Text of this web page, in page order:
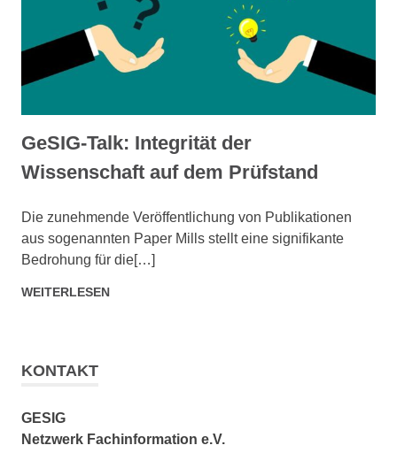
GeSIG-Talk: Integrität der
Wissenschaft auf dem Prüfstand
Die zunehmende Veröffentlichung von Publikationen
aus sogenannten Paper Mills stellt eine signifikante
Bedrohung für die[…]
WEITERLESEN
KONTAKT
GESIG
Netzwerk Fachinformation e.V.